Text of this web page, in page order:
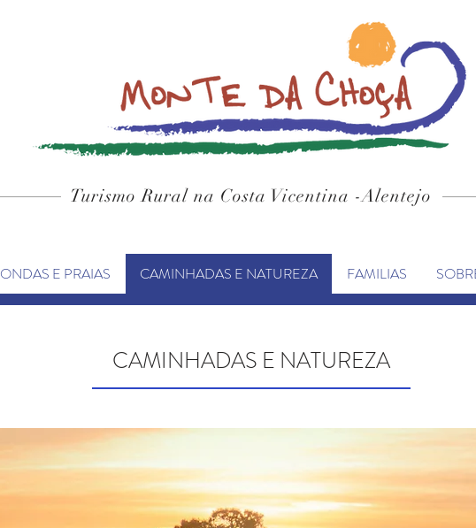
Turismo Rural na Costa Vicentina -Alentejo
ONDAS E PRAIAS CAMINHADAS E NATUREZA FAMILIAS
CAMINHADAS E NATUREZA